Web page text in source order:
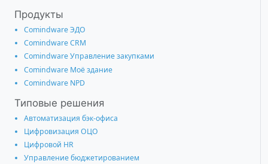
Продукты
Comindware ЭДО
Comindware CRM
Comindware Управление закупками
Comindware Моё здание
Comindware NPD
Типовые решения
Автоматизация бэк-офиса
Цифровизация ОЦО
Цифровой HR
Управление бюджетированием